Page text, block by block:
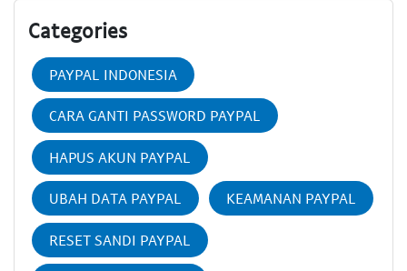
Categories
PAYPAL INDONESIA
CARA GANTI PASSWORD PAYPAL
HAPUS AKUN PAYPAL
UBAH DATA PAYPAL KEAMANAN PAYPAL
RESET SANDI PAYPAL